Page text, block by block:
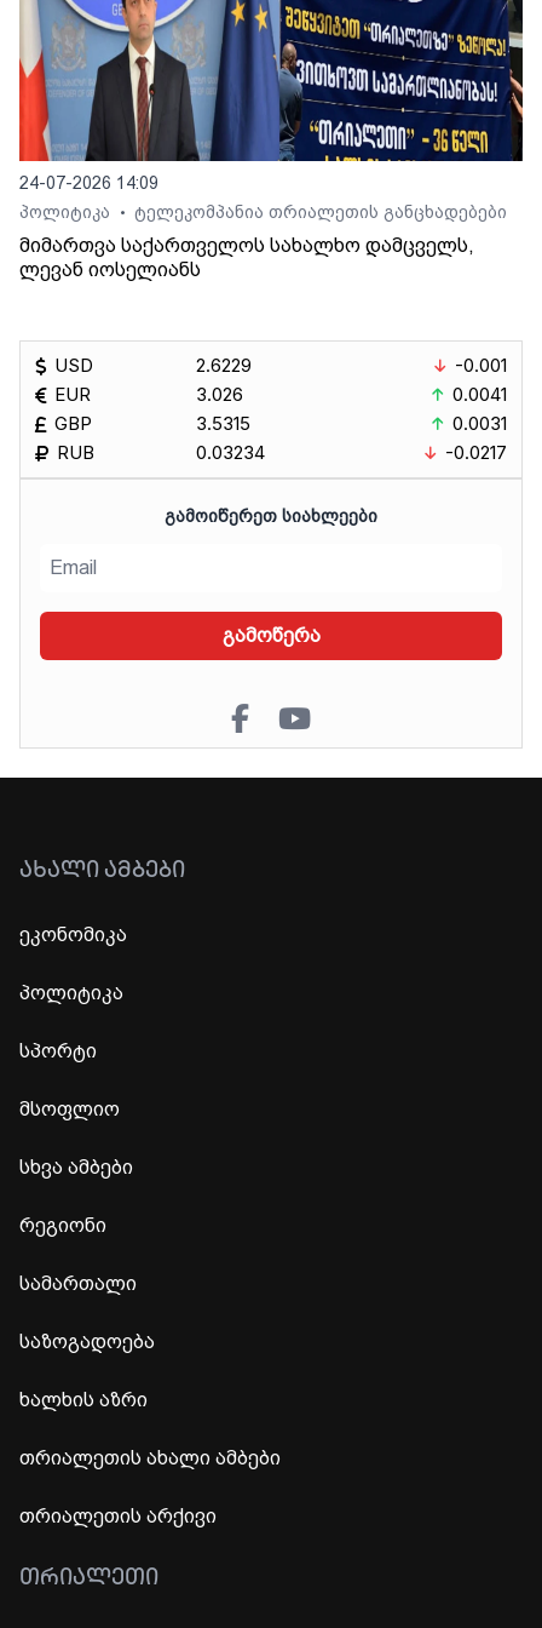
24-07-2026 14:09
პოლიტიკა
• ტელეკომპანია თრიალეთის განცხადებები
მიმართვა საქართველოს სახალხო დამცველს,
ლევან იოსელიანს
USD
EUR
GBP
RUB
2.6229
3.026
3.5315
0.03234
-0.001
0.0041
0.0031
-0.0217
ᲒᲐᲛᲝᲘᲬᲔᲠᲔᲗ ᲡᲘᲐᲮᲚᲔᲔᲑᲘ
გამოწერა
ᲐᲮᲐᲚᲘ ᲐᲛᲑᲔᲑᲘ
ეკონომიკა
პოლიტიკა
სპორტი
მსოფლიო
სხვა ამბები
რეგიონი
სამართალი
საზოგადოება
ხალხის აზრი
თრიალეთის ახალი ამბები
თრიალეთის არქივი
ᲗᲠᲘᲐᲚᲔᲗᲘ